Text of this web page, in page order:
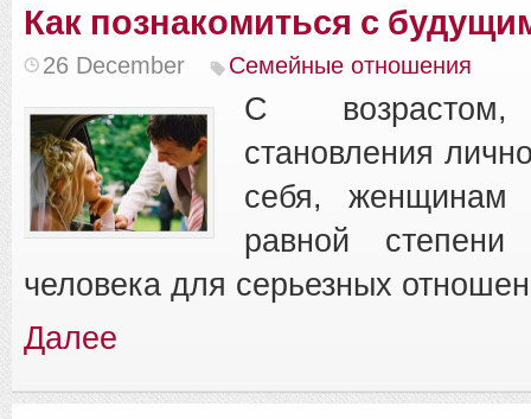
Как познакомиться с
26 December Семейные отношения
С
становления
себя,
равной степени
человека для серьезных
Далее